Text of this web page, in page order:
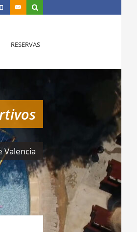
RESERVAS
Valencia